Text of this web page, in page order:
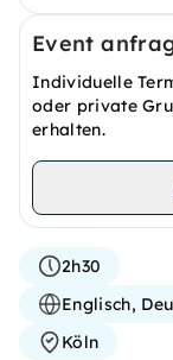
Event
Individuelle
oder private
erhalten.
2h30
Englisch,
Köln